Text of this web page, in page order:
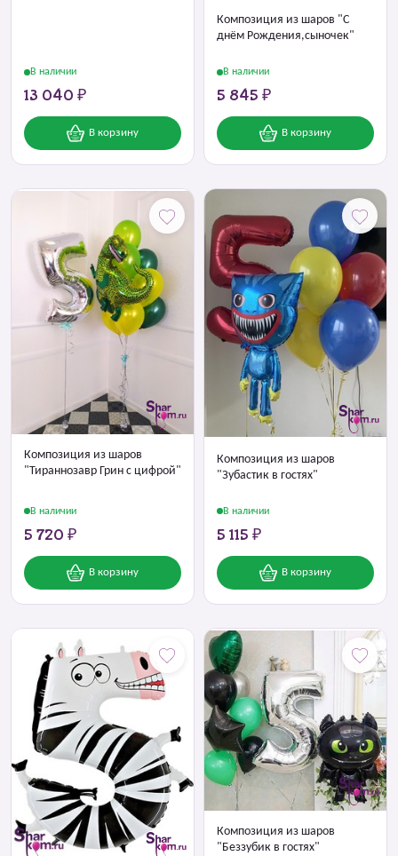
В наличии
13 040 ₽
В корзину
Композиция из шаров "С
днём Рождения,сыночек"
В наличии
5 845 ₽
В корзину
Композиция из шаров
"Тираннозавр Грин с цифрой"
В наличии
5 720 ₽
В корзину
Композиция из шаров
"Зубастик в гостях"
В наличии
5 115 ₽
В корзину
Композиция из шаров
"Беззубик в гостях"